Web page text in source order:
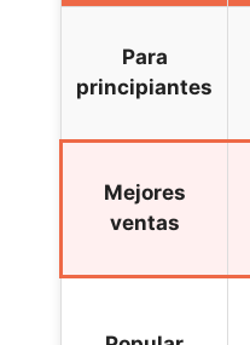
Para
principiantes
Mejores
ventas